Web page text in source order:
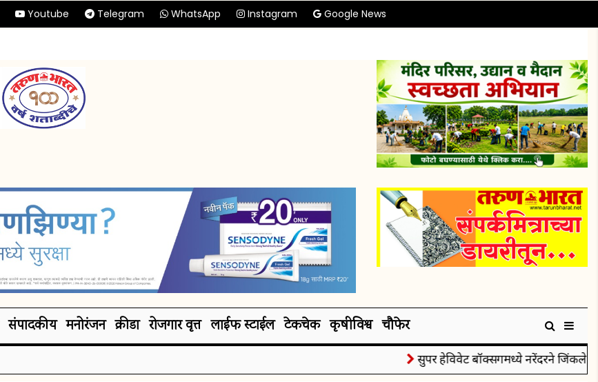
Youtube Telegram WhatsApp Instagram Google News
संपादकीय मनोरंजन क्रीडा रोजगार वृत्त लाईफ स्टाईल टेकचेक कृषीविश्व चौफेर
सुपर हेविवेट बॉक्सिंगमध्ये नरेंदरने जिंकले